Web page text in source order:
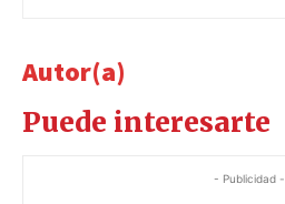
Autor(a)
Puede interesarte
- Publicidad -